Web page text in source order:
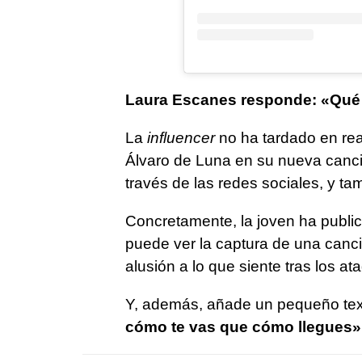
Laura Escanes responde:
La influencerno ha tardado en
Álvaro de Luna en su nueva
través de las redes sociales, y
Concretamente, la joven ha
puede ver la captura de una
alusión a lo que siente tras los
Y, además, añade un pequeño
cómo te vas que cómo llegues»